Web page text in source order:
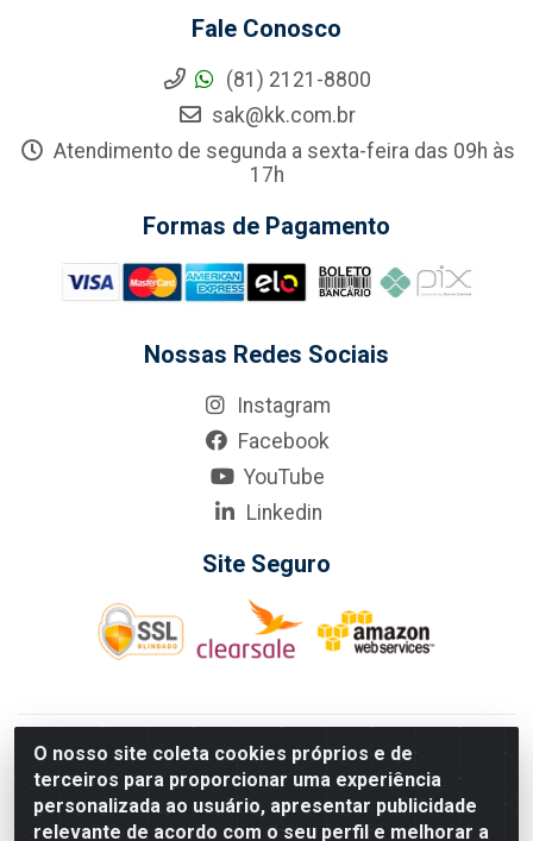
O nosso site coleta cookies próprios e de
terceiros para proporcionar uma experiência
personalizada ao usuário, apresentar publicidade
relevante de acordo com o seu perfil e melhorar a
Fale Conosco
(81) 2121-8800
sak@kk.com.br
Atendimento de segunda a sexta-feira das 09h às
17h
Formas de Pagamento
Nossas Redes Sociais
Instagram
Facebook
YouTube
Linkedin
Site Seguro
KarneKeijo Logistica Integrada LTDA - Rod. Br-101 Sul, nº3700
- Barro, Recife/PE, 50900-400 CNPJ: 24.150.377/0001-95
Estados atendidos pela KarneKeijo: PE, PB e RN.